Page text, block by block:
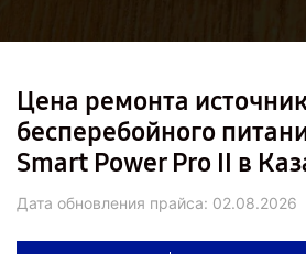
Цена ремонта
бесперебойного
Smart Power Pro II в
Дата обновления прайса: 02.08.2026